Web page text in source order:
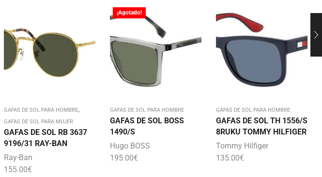
GAFAS DE SOL PARA HOMBRE,
GAFAS DE SOL PARA MUJER
GAFAS DE SOL RB 3637
9196/31 RAY-BAN
Ray-Ban
155.00€
¡Agotado!
GAFAS DE SOL PARA HOMBRE
GAFAS DE SOL BOSS
1490/S
Hugo BOSS
195.00€
GAFAS DE SOL PARA HOMBRE
GAFAS DE SOL TH 1556/S
8RUKU TOMMY HILFIGER
Tommy Hilfiger
135.00€